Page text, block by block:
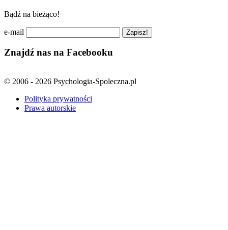
Bądź na bieżąco!
e-mail
Znajdź nas na Facebooku
© 2006 - 2026 Psychologia-Spoleczna.pl
Polityka prywatności
Prawa autorskie